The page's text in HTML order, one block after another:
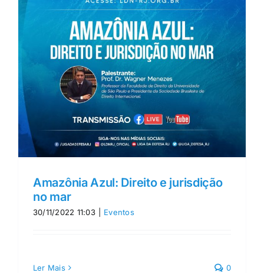
Amazônia Azul: Direito e jurisdição
no mar
30/11/2022 11:03 Eventos
Ler Mais 0